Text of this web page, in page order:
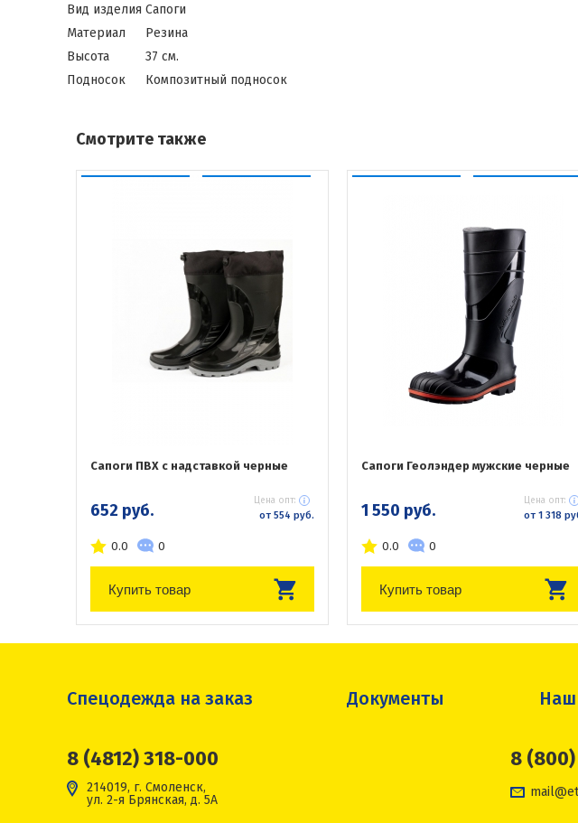
Вид изделия Сапоги
Материал
Резина
Высота
37 см.
Подносок
Композитный подносок
Смотрите также
Сапоги ПВХ с надставкой черные
652 руб. Цена опт:
от 554 руб.
0.0 0
Купить товар
Сапоги Геолэндер мужские черные
1 550 руб. Цена опт:
от 1 318
0.0 0
Купить товар
Спецодежда на заказ Документы Наш
8 (4812) 318-000
214019, г. Смоленск,
ул. 2-я Брянская, д. 5А
8